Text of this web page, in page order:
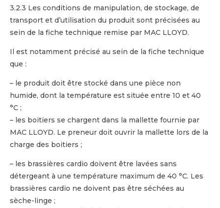
3.2.3 Les conditions de manipulation, de stockage, de
transport et d’utilisation du produit sont précisées au
sein de la fiche technique remise par MAC LLOYD.
Il est notamment précisé au sein de la fiche technique
que :
– le produit doit être stocké dans une pièce non
humide, dont la température est située entre 10 et 40
°C ;
– les boitiers se chargent dans la mallette fournie par
MAC LLOYD. Le preneur doit ouvrir la mallette lors de la
charge des boitiers ;
– les brassières cardio doivent être lavées sans
détergeant à une température maximum de 40 °C. Les
brassières cardio ne doivent pas être séchées au
sèche-linge ;